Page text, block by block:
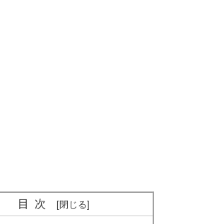
目次